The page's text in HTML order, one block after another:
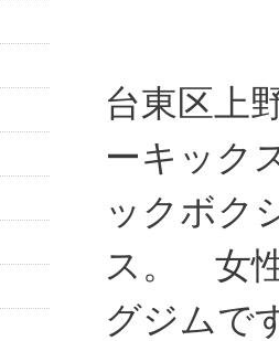
台東区上
ーキック
ックボク
ス。 女
グジムで